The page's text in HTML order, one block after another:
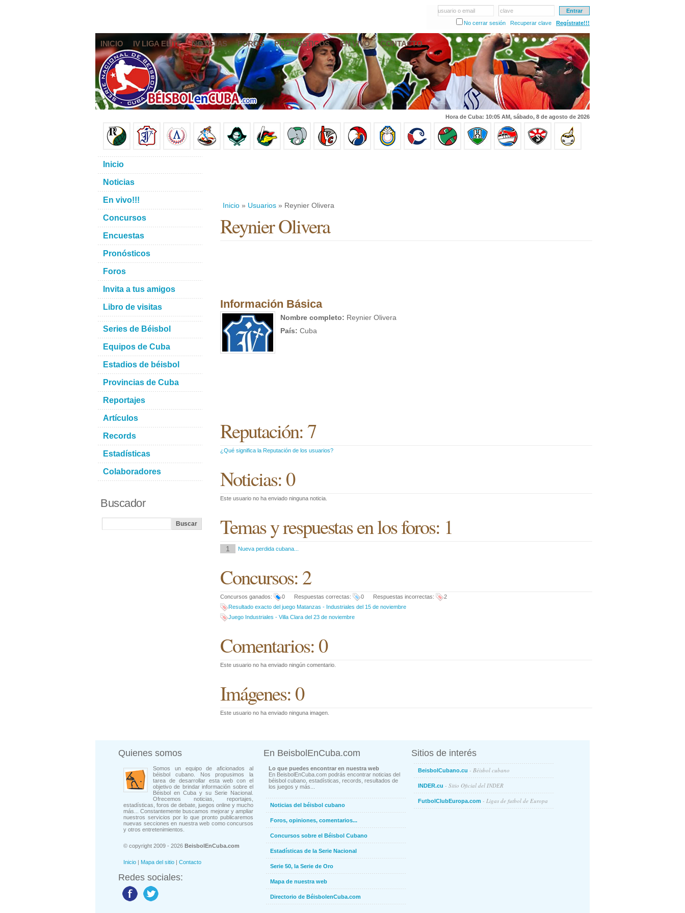
usuario o email
clave
No cerrar sesión
Recuperar clave Regístrate!!!
INICIO IV LIGA ELITE NOTICIAS FOROS PRONÓSTICOS EN VIVO CONTACTO
Hora de Cuba: 10:05 AM, sábado, 8 de agosto de 2026
Inicio » Usuarios » Reynier Olivera
Reynier Olivera
Información Básica
Nombre completo: Reynier Olivera
País: Cuba
Reputación: 7
¿Qué significa la Reputación de los usuarios?
Noticias: 0
Este usuario no ha enviado ninguna noticia.
Temas y respuestas en los foros: 1
1 Nueva perdida cubana...
Concursos: 2
Concursos ganados: 0 Respuestas correctas: 0 Respuestas incorrectas:
2
Resultado exacto del juego Matanzas - Industriales del 15 de noviembre
Juego Industriales - Villa Clara del 23 de noviembre
Comentarios: 0
Este usuario no ha enviado ningún comentario.
Imágenes: 0
Este usuario no ha enviado ninguna imagen.
Inicio
Noticias
En vivo!!!
Concursos
Encuestas
Pronósticos
Foros
Invita a tus amigos
Libro de visitas
Series de Béisbol
Equipos de Cuba
Estadios de béisbol
Provincias de Cuba
Reportajes
Artículos
Records
Estadísticas
Colaboradores
Buscador
Quienes somos
Somos un equipo de aficionados al
béisbol cubano. Nos propusimos la
tarea de desarrollar esta web con el
objetivo de brindar información sobre el
Béisbol en Cuba y su Serie Nacional.
Ofrecemos noticias, reportajes,
estadísticas, foros de debate, juegos online y mucho
más... Constantemente buscamos mejorar y ampliar
nuestros servicios por lo que pronto publicaremos
nuevas secciones en nuestra web como concursos
y otros entretenimientos.
© copyright 2009 - 2026 BeisbolEnCuba.com
Inicio Mapa del sitio Contacto
Redes sociales:
En BeisbolEnCuba.com
Lo que puedes encontrar en nuestra web
En BeisbolEnCuba.com podrás encontrar noticias del
béisbol cubano, estadísticas, records, resultados de
los juegos y más...
Noticias del béisbol cubano
Foros, opiniones, comentarios...
Concursos sobre el Béisbol Cubano
Estadísticas de la Serie Nacional
Serie 50, la Serie de Oro
Mapa de nuestra web
Directorio de BéisbolenCuba.com
Sitios de interés
BeisbolCubano.cu - Béisbol cubano
INDER.cu - Sitio Oficial del INDER
FutbolClubEuropa.com - Ligas de futbol de Europa